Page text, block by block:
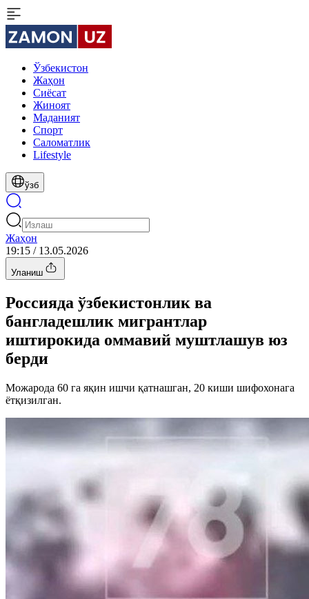
Ўзбекистон
Жаҳон
Сиёсат
Жиноят
Маданият
Спорт
Cаломатлик
Lifestyle
ўзб
Жаҳон
19:15 / 13.05.2026
Уланиш
Россияда ўзбекистонлик ва
бангладешлик мигрантлар
иштирокида оммавий муштлашув юз
берди
Можарода 60 га яқин ишчи қатнашган, 20 киши шифохонага
ётқизилган.